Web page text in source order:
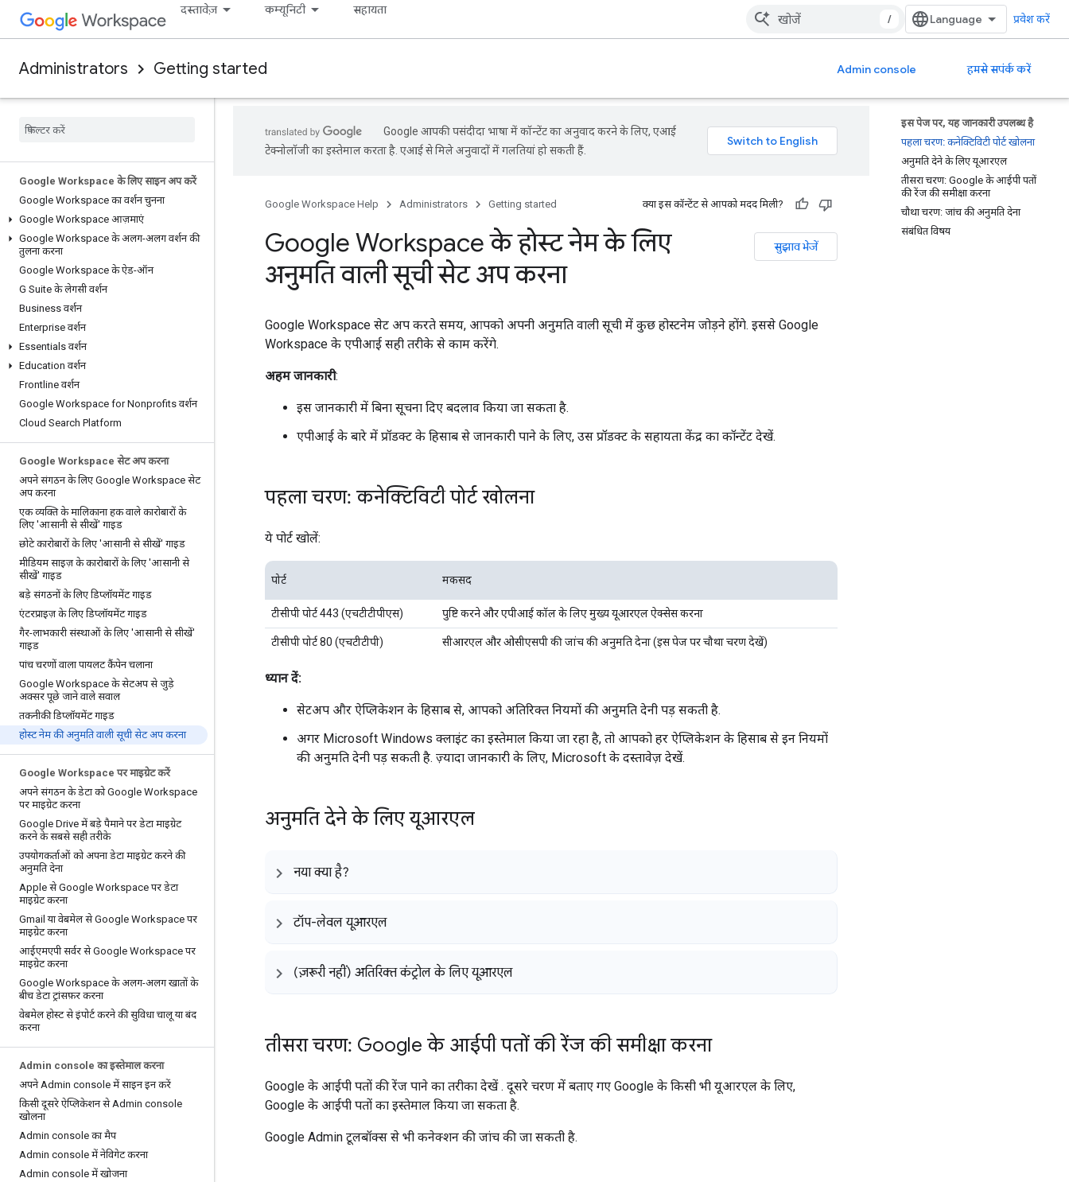
दस्तावेज़ कम्यूनिटी सहायता
/ प्रवेश करें
Administrators Getting started Admin console हमसे सपंर्क करें
Google Workspace के लिए साइन अप करें
Google Workspace का वर्शन चुनना
Google Workspace आज़माएं
Google Workspace के अलग-अलग वर्शन की
तुलना करना
Google Workspace के ऐड-ऑन
G Suite के लेगसी वर्शन
Business वर्शन
Enterprise वर्शन
Essentials वर्शन
Education वर्शन
Frontline वर्शन
Google Workspace for Nonprofits वर्शन
Cloud Search Platform
Google Workspace सेट अप करना
अपने संगठन के लिए Google Workspace सेट
अप करना
एक व्यक्ति के मालिकाना हक वाले कारोबारों के
लिए 'आसानी से सीखें' गाइड
छोटे कारोबारों के लिए 'आसानी से सीखें' गाइड
मीडियम साइज़ के कारोबारों के लिए 'आसानी से
सीखें' गाइड
बड़े संगठनों के लिए डिप्लॉयमेंट गाइड
एंटरप्राइज़ के लिए डिप्लॉयमेंट गाइड
गैर-लाभकारी संस्थाओं के लिए 'आसानी से सीखें'
गाइड
पांच चरणों वाला पायलट कैंपेन चलाना
Google Workspace के सेटअप से जुड़े
अक्सर पूछे जाने वाले सवाल
तकनीकी डिप्लॉयमेंट गाइड
होस्ट नेम की अनुमति वाली सूची सेट अप करना
Google Workspace पर माइग्रेट करें
अपने संगठन के डेटा को Google Workspace
पर माइग्रेट करना
Google Drive में बड़े पैमाने पर डेटा माइग्रेट
करने के सबसे सही तरीके
उपयोगकर्ताओं को अपना डेटा माइग्रेट करने की
अनुमति देना
Apple से Google Workspace पर डेटा
माइग्रेट करना
Gmail या वेबमेल से Google Workspace पर
माइग्रेट करना
आईएमएपी सर्वर से Google Workspace पर
माइग्रेट करना
Google Workspace के अलग-अलग खातों के
बीच डेटा ट्रांसफ़र करना
वेबमेल होस्ट से इंपोर्ट करने की सुविधा चालू या बंद
करना
Admin console का इस्तेमाल करना
अपने Admin console में साइन इन करें
किसी दूसरे ऐप्लिकेशन से Admin console
खोलना
Admin console का मैप
Admin console में नेविगेट करना
Admin console में खोजना
इस पेज पर, यह जानकारी उपलब्ध है
पहला चरण: कनेक्टिविटी पोर्ट खोलना
अनुमति देने के लिए यूआरएल
तीसरा चरण: Google के आईपी पतों
की रेंज की समीक्षा करना
चौथा चरण: जांच की अनुमति देना
संबंधित विषय
Google आपकी पसंदीदा भाषा में कॉन्टेंट का अनुवाद करने के लिए, एआई
टेक्नोलॉजी का इस्तेमाल करता है. एआई से मिले अनुवादों में गलतियां हो सकती हैं.
Google Workspace Help Administrators Getting started क्या इस कॉन्टेंट से आपको मदद मिली?
सुझाव भेजें
Google Workspace के होस्ट नेम के लिए
अनुमति वाली सूची सेट अप करना
Google Workspace सेट अप करते समय, आपको अपनी अनुमति वाली सूची में कुछ होस्टनेम जोड़ने होंगे. इससे Google
Workspace के एपीआई सही तरीके से काम करेंगे.
अहम जानकारी:
इस जानकारी में बिना सूचना दिए बदलाव किया जा सकता है.
एपीआई के बारे में प्रॉडक्ट के हिसाब से जानकारी पाने के लिए, उस प्रॉडक्ट के सहायता केंद्र का कॉन्टेंट देखें.
पहला चरण: कनेक्टिविटी पोर्ट खोलना
ये पोर्ट खोलें:
पोर्ट मकसद
टीसीपी पोर्ट 443 (एचटीटीपीएस) पुष्टि करने और एपीआई कॉल के लिए मुख्य यूआरएल ऐक्सेस करना
टीसीपी पोर्ट 80 (एचटीटीपी) सीआरएल और ओसीएसपी की जांच की अनुमति देना (इस पेज पर चौथा चरण देखें)
ध्यान दें:
सेटअप और ऐप्लिकेशन के हिसाब से, आपको अतिरिक्त नियमों की अनुमति देनी पड़ सकती है.
अगर Microsoft Windows क्लाइंट का इस्तेमाल किया जा रहा है, तो आपको हर ऐप्लिकेशन के हिसाब से इन नियमों
की अनुमति देनी पड़ सकती है. ज़्यादा जानकारी के लिए, Microsoft के दस्तावेज़ देखें.
अनुमति देने के लिए यूआरएल
नया क्या है?
टॉप-लेवल यूआरएल
(ज़रूरी नहीं) अतिरिक्त कंट्रोल के लिए यूआरएल
तीसरा चरण: Google के आईपी पतों की रेंज की समीक्षा करना
Google के आईपी पतों की रेंज पाने का तरीका देखें. दूसरे चरण में बताए गए Google के किसी भी यूआरएल के लिए,
Google के आईपी पतों का इस्तेमाल किया जा सकता है.
Google Admin टूलबॉक्स से भी कनेक्शन की जांच की जा सकती है.